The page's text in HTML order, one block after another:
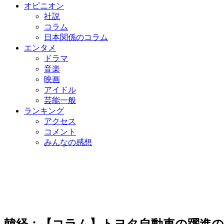
オピニオン
社説
コラム
日本関係のコラム
エンタメ
ドラマ
音楽
映画
アイドル
芸能一般
ランキング
アクセス
コメント
みんなの感想